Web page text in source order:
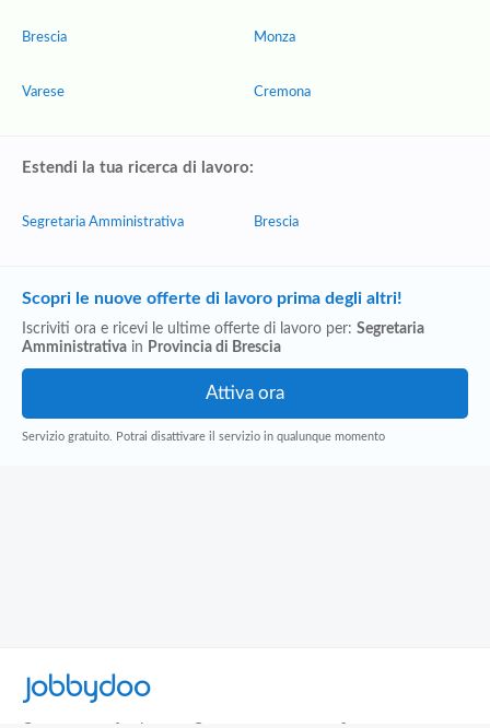
Brescia
Varese
Monza
Cremona
Estendi la tua ricerca di lavoro:
Segretaria Amministrativa Brescia
Scopri le nuove offerte di lavoro prima degli altri!
Iscriviti ora e ricevi le ultime offerte di lavoro per: Segretaria
Amministrativa in Provincia di Brescia
Servizio gratuito. Potrai disattivare il servizio in qualunque momento
Jobbydoo